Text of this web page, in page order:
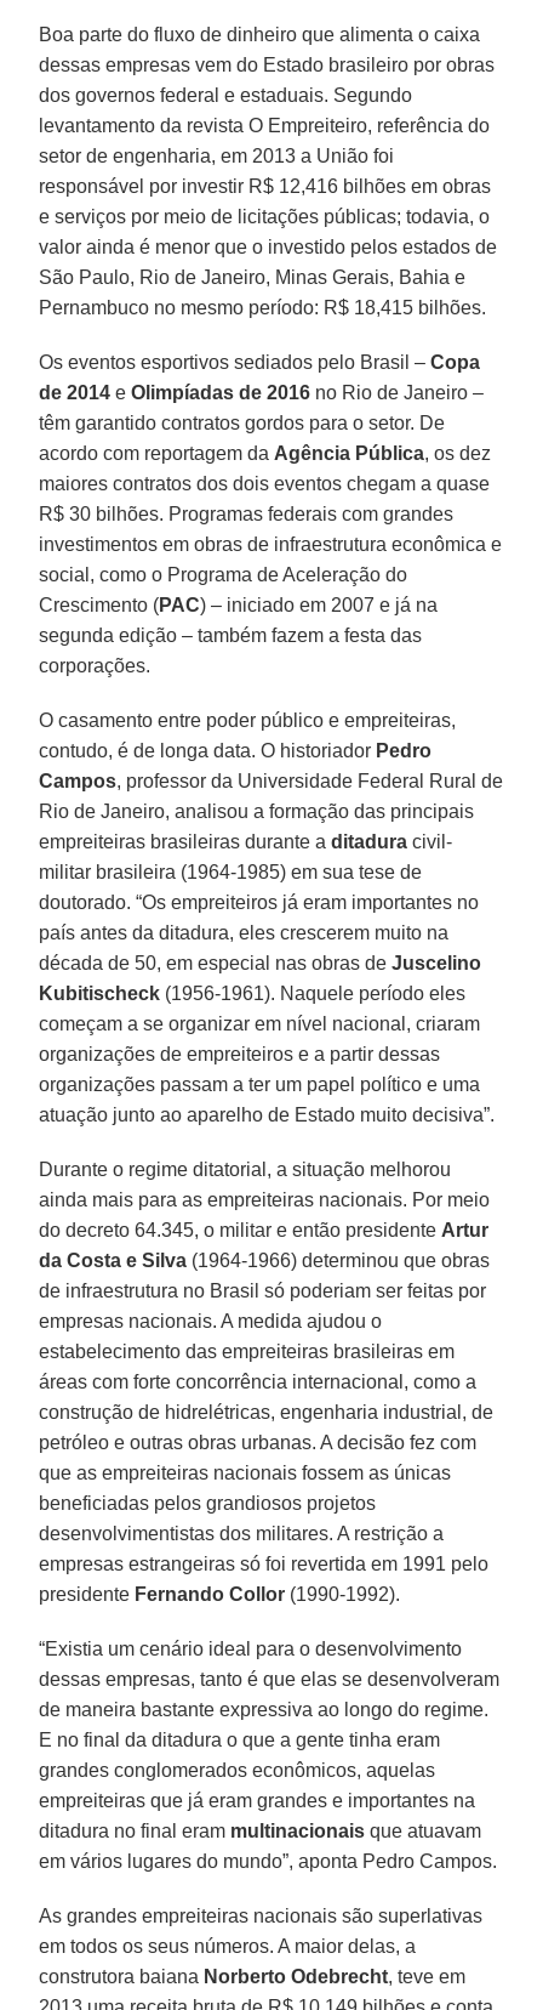
Boa parte do fluxo de dinheiro que alimenta o caixa
dessas empresas vem do Estado brasileiro por obras
dos governos federal e estaduais. Segundo
levantamento da revista O Empreiteiro, referência do
setor de engenharia, em 2013 a União foi
responsável por investir R$ 12,416 bilhões em obras
e serviços por meio de licitações públicas; todavia, o
valor ainda é menor que o investido pelos estados de
São Paulo, Rio de Janeiro, Minas Gerais, Bahia e
Pernambuco no mesmo período: R$ 18,415 bilhões.
Os eventos esportivos sediados pelo Brasil –Copa
de 2014 eOlimpíadas de 2016 no Rio de Janeiro –
têm garantido contratos gordos para o setor. De
acordo com reportagem da Agência Pública, os dez
maiores contratos dos dois eventos chegam a quase
R$ 30 bilhões. Programas federais com grandes
investimentos em obras de infraestrutura econômica e
social, como o Programa de Aceleração do
Crescimento (PAC) – iniciado em 2007 e já na
segunda edição – também fazem a festa das
corporações.
O casamento entre poder público e empreiteiras,
contudo, é de longa data. O historiador Pedro
Campos, professor da Universidade Federal Rural de
Rio de Janeiro, analisou a formação das principais
empreiteiras brasileiras durante aditadura civil-
militar brasileira (1964-1985) em sua tese de
doutorado. “Os empreiteiros já eram importantes no
país antes da ditadura, eles crescerem muito na
década de 50, em especial nas obras deJuscelino
Kubitischeck (1956-1961). Naquele período eles
começam a se organizar em nível nacional, criaram
organizações de empreiteiros e a partir dessas
organizações passam a ter um papel político e uma
atuação junto ao aparelho de Estado muito decisiva”.
Durante o regime ditatorial, a situação melhorou
ainda mais para as empreiteiras nacionais. Por meio
do decreto 64.345, o militar e então presidente Artur
da Costa e Silva (1964-1966) determinou que obras
de infraestrutura no Brasil só poderiam ser feitas por
empresas nacionais. A medida ajudou o
estabelecimento das empreiteiras brasileiras em
áreas com forte concorrência internacional, como a
construção de hidrelétricas, engenharia industrial, de
petróleo e outras obras urbanas. A decisão fez com
que as empreiteiras nacionais fossem as únicas
beneficiadas pelos grandiosos projetos
desenvolvimentistas dos militares. A restrição a
empresas estrangeiras só foi revertida em 1991 pelo
presidente Fernando Collor (1990-1992).
“Existia um cenário ideal para o desenvolvimento
dessas empresas, tanto é que elas se desenvolveram
de maneira bastante expressiva ao longo do regime.
E no final da ditadura o que a gente tinha eram
grandes conglomerados econômicos, aquelas
empreiteiras que já eram grandes e importantes na
ditadura no final eram multinacionais que atuavam
em vários lugares do mundo”, aponta Pedro Campos.
As grandes empreiteiras nacionais são superlativas
em todos os seus números. A maior delas, a
construtora baiana Norberto Odebrecht, teve em